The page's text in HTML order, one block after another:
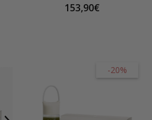
153,90€
-20%